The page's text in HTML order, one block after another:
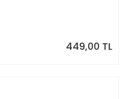
449,00 TL